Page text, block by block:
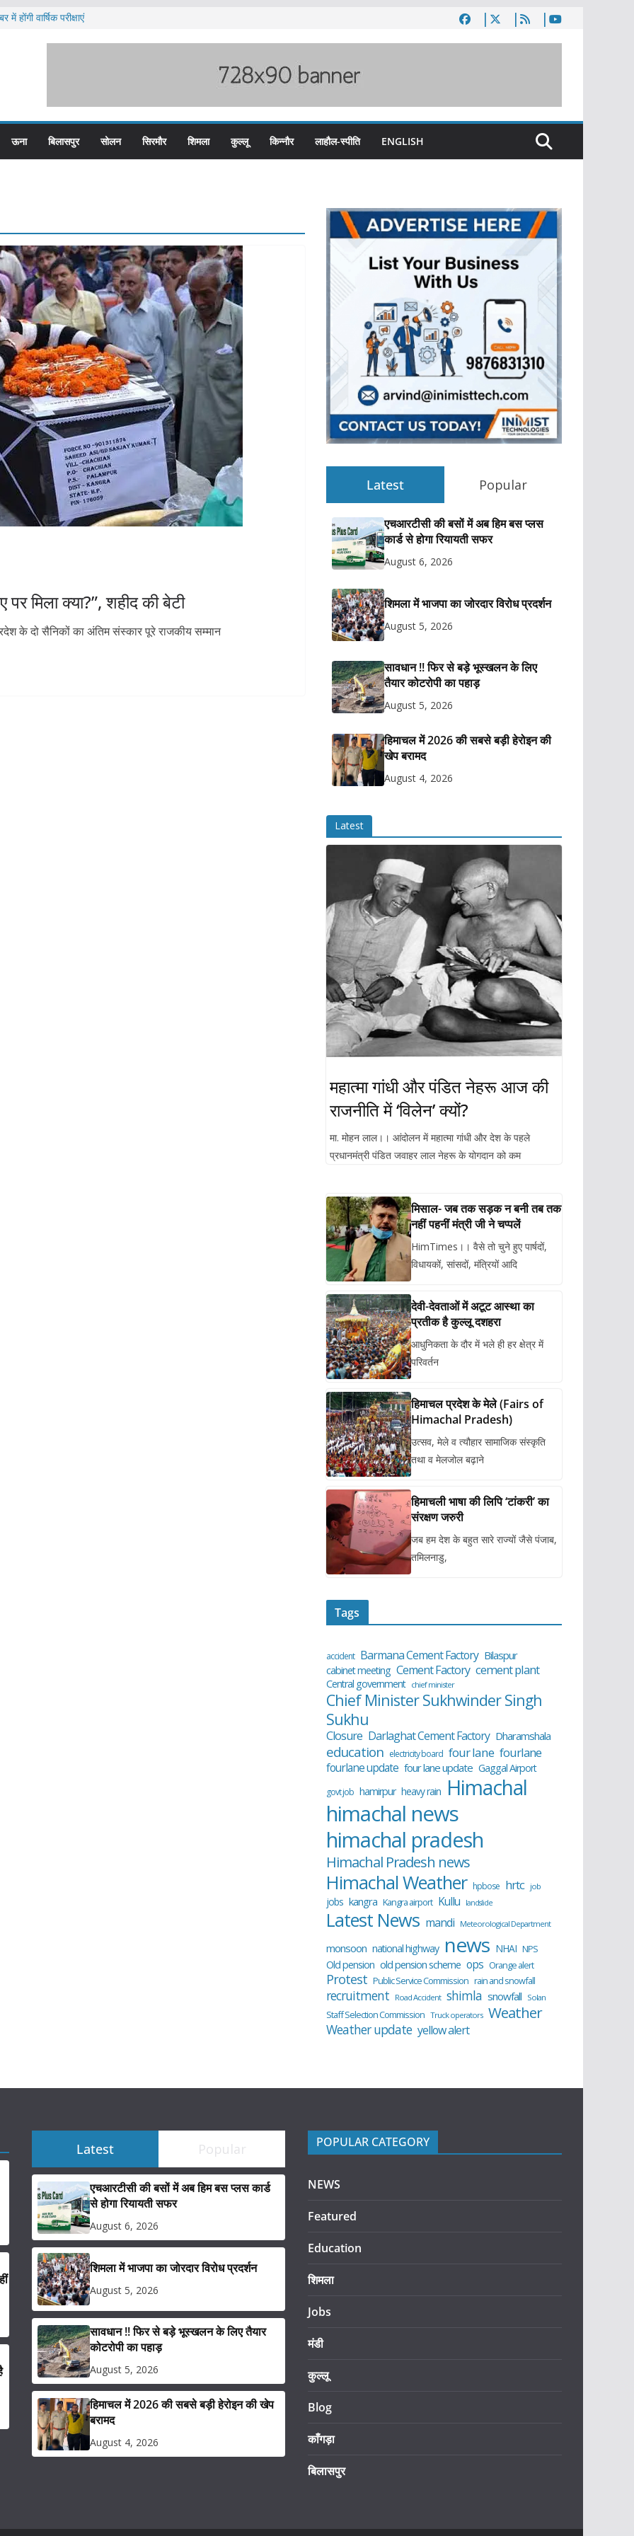
होंगी वार्षिक परीक्षाएं
विरोध प्रदर्शन
ऊना बिलासपुर सोलन सिरमौर शिमला कुल्लू किन्नौर लाहौल-स्पीति ENGLISH
मिला क्या?”, शहीद की बेटी
के दो सैनिकों का अंतिम संस्कार पूरे राजकीय सम्मान
Latest Popular
एचआरटीसी की बसों में अब हिम बस प्लस
कार्ड से होगा रियायती सफर
August 6, 2026
शिमला में भाजपा का जोरदार विरोध प्रदर्शन
August 5, 2026
सावधान !! फिर से बड़े भूस्खलन के लिए
तैयार कोटरोपी का पहाड़
August 5, 2026
हिमाचल में 2026 की सबसे बड़ी हेरोइन की
खेप बरामद
August 4, 2026
Latest
महात्मा गांधी और पंडित नेहरू आज की
राजनीति में ‘विलेन’ क्यों?
मा. मोहन लाल।। आंदोलन में महात्मा गांधी और देश के पहले
प्रधानमंत्री पंडित जवाहर लाल नेहरू के योगदान को कम
मिसाल- जब तक सड़क न बनी तब तक
नहीं पहनीं मंत्री जी ने चप्पलें
HimTimes।। वैसे तो चुने हुए पार्षदों,
विधायकों, सांसदों, मंत्रियों आदि
देवी-देवताओं में अटूट आस्था का
प्रतीक है कुल्लू दशहरा
आधुनिकता के दौर में भले ही हर क्षेत्र में
परिवर्तन
हिमाचल प्रदेश के मेले (Fairs of
Himachal Pradesh)
उत्सव, मेले व त्यौहार सामाजिक संस्कृति
तथा व मेलजोल बढ़ाने
हिमाचली भाषा की लिपि ‘टांकरी’ का
संरक्षण जरुरी
जब हम देश के बहुत सारे राज्यों जैसे पंजाब,
तमिलनाडु,
Tags
accident Barmana Cement Factory Bilaspur
cabinet meeting Cement Factory cement plant
Central government chief minister
Chief Minister Sukhwinder Singh
Sukhu
Closure Darlaghat Cement Factory Dharamshala
education electricity board four lane fourlane
fourlane update four lane update Gaggal Airport
govt job hamirpur heavy rain Himachal
himachal news
himachal pradesh
Himachal Pradesh news
Himachal Weather hpbose hrtc job
jobs kangra Kangra airport Kullu landslide
Latest News mandi Meteorological Department
monsoon national highway news NHAI NPS
Old pension old pension scheme ops Orange alert
Protest Public Service Commission rain and snowfall
recruitment Road Accident shimla snowfall Solan
Staff Selection Commission Truck operators Weather
Weather update yellow alert
Latest Popular
एचआरटीसी की बसों में अब हिम बस प्लस कार्ड
से होगा रियायती सफर
August 6, 2026
शिमला में भाजपा का जोरदार विरोध प्रदर्शन
August 5, 2026
सावधान !! फिर से बड़े भूस्खलन के लिए तैयार
कोटरोपी का पहाड़
August 5, 2026
हिमाचल में 2026 की सबसे बड़ी हेरोइन की खेप
बरामद
August 4, 2026
POPULAR CATEGORY
NEWS
Featured
Education
शिमला
Jobs
मंडी
कुल्लू
Blog
काँगड़ा
बिलासपुर